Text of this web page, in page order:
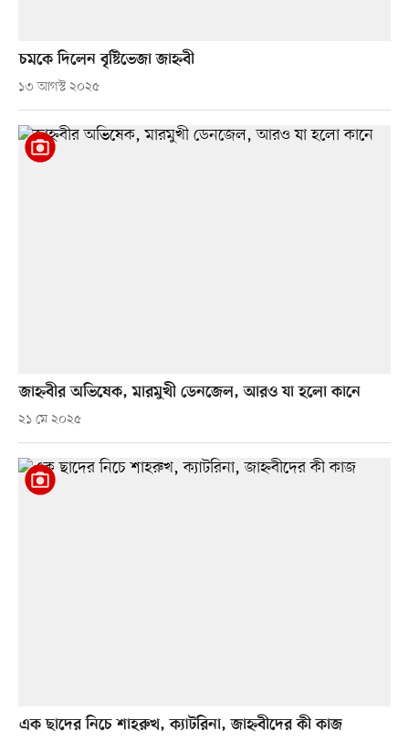
চমকে দিলেন বৃষ্টিভেজা জাহ্নবী
১৩ আগস্ট ২০২৫
জাহ্নবীর অভিষেক, মারমুখী ডেনজেল, আরও যা হলো কানে
২১ মে ২০২৫
এক ছাদের নিচে শাহরুখ, ক্যাটরিনা, জাহ্নবীদের কী কাজ